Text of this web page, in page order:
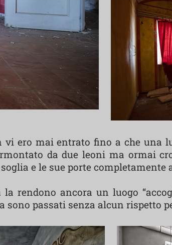
ero mai entrato fino a che una
da due leoni ma ormai
e le sue porte completamente
ancora un luogo
passati senza alcun rispetto